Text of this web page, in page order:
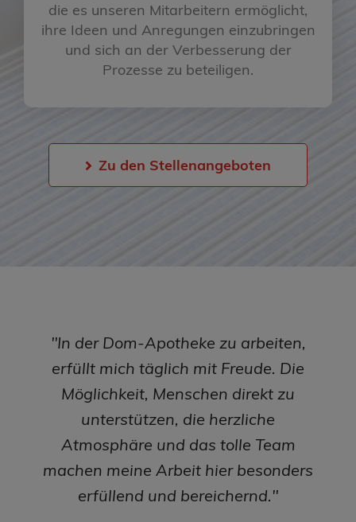
die es unseren Mitarbeitern ermöglicht,
ihre Ideen und Anregungen einzubringen
und sich an der Verbesserung der
Prozesse zu beteiligen.
Zu den Stellenangeboten
"In der Dom-Apotheke zu arbeiten,
erfüllt mich täglich mit Freude. Die
Möglichkeit, Menschen direkt zu
unterstützen, die herzliche
Atmosphäre und das tolle Team
machen meine Arbeit hier besonders
erfüllend und bereichernd."